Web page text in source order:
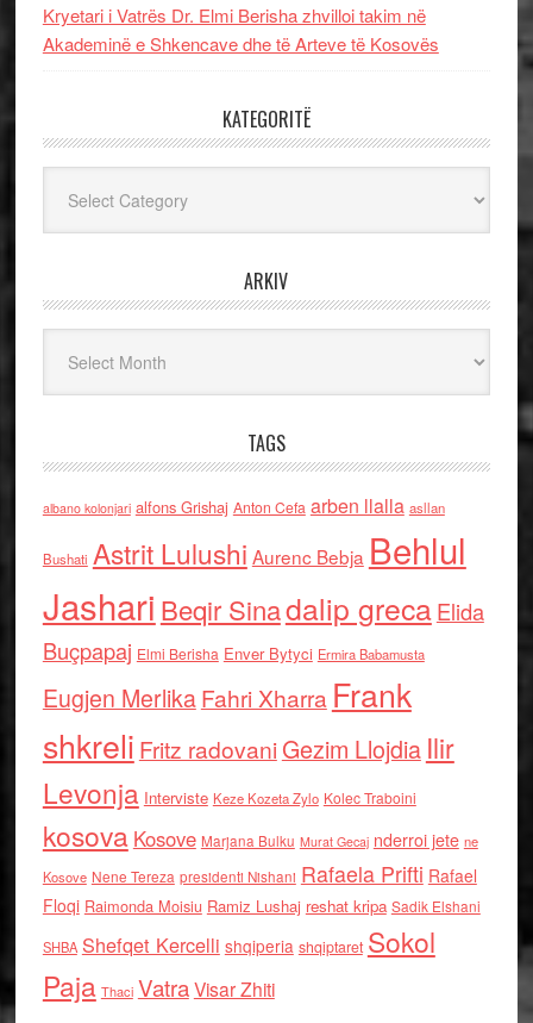
Kryetari i Vatrës Dr. Elmi Berisha zhvilloi takim në
Akademinë e Shkencave dhe të Arteve të Kosovës
KATEGORITË
ARKIV
TAGS
albano kolonjari alfons Grishaj Anton Cefa arben llalla asllan
Bushati Astrit Lulushi Aurenc Bebja Behlul
Jashari Beqir Sinadalip grecaElida
Buçpapaj Elmi Berisha Enver Bytyci Ermira Babamusta
Eugjen MerlikaFahri Xharra Frank
shkreli Fritz radovaniGezim Llojdia Ilir
Levonja Interviste Keze Kozeta Zylo Kolec Traboini
kosova Kosove Marjana Bulku Murat Gecaj nderroi jete ne
Kosove Nene Tereza presidenti Nishani Rafaela Prifti Rafael
Floqi Raimonda Moisiu Ramiz Lushaj reshat kripa Sadik Elshani
SHBA Shefqet Kercelli shqiperia shqiptaret Sokol
Paja Thaci VatraVisar Zhiti